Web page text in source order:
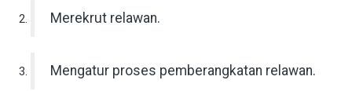
Merekrut relawan.
Mengatur proses pemberangkatan relawan.